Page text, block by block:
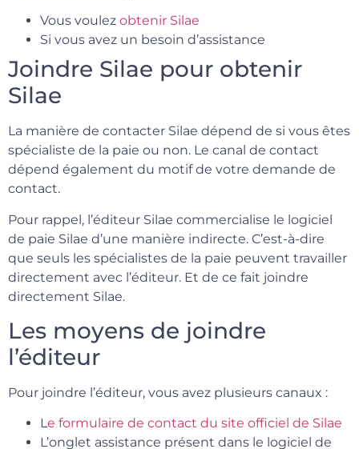
Vous voulez obtenir Silae
Si vous avez un besoin d’assistance
Joindre Silae pour obtenir
Silae
La manière de contacter Silae dépend de si vous êtes
spécialiste de la paie ou non. Le canal de contact
dépend également du motif de votre demande de
contact.
Pour rappel, l’éditeur Silae commercialise le logiciel
de paie Silae d’une manière indirecte. C’est-à-dire
que seuls les spécialistes de la paie peuvent travailler
directement avec l’éditeur. Et de ce fait joindre
directement Silae.
Les moyens de joindre
l’éditeur
Pour joindre l’éditeur, vous avez plusieurs canaux :
Le formulaire de contact du site officiel de Silae
L’onglet assistance présent dans le logiciel de